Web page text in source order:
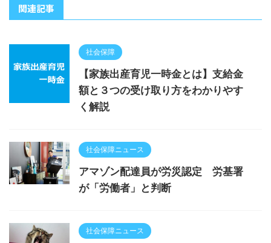
関連記事
社会保障
【家族出産育児一時金とは】支給金
額と３つの受け取り方をわかりやす
く解説
社会保障ニュース
アマゾン配達員が労災認定 労基署
が「労働者」と判断
社会保障ニュース